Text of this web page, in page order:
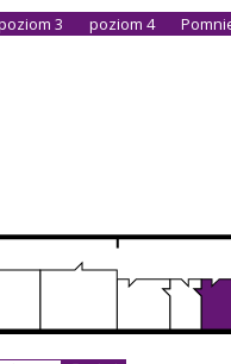
3 poziom 4